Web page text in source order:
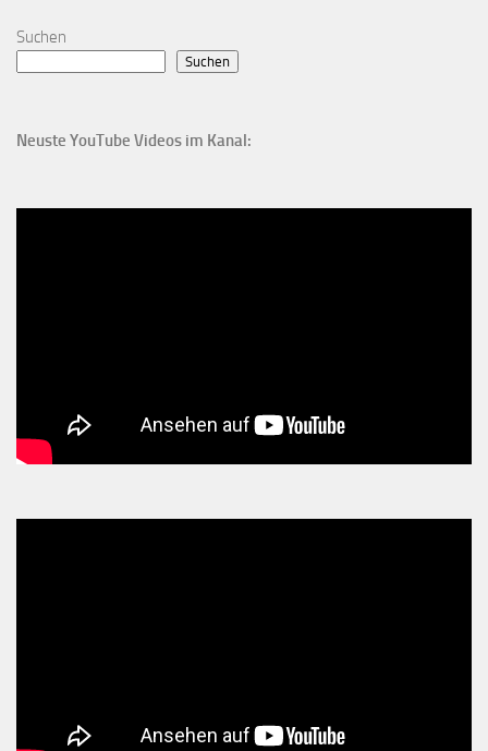
Suchen
Suchen
Neuste YouTube Videos im Kanal: